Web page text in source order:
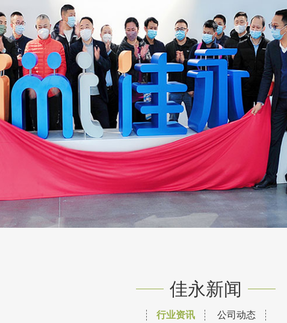
佳永新闻
行业资讯 公司动态